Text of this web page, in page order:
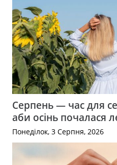
Серпень — час для
аби осінь почалася
Понеділок, 3 Серпня, 2026